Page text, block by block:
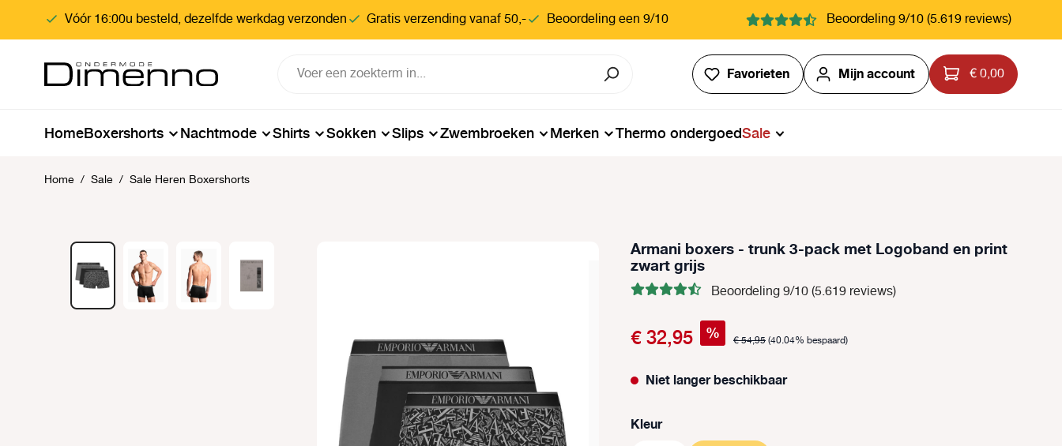
Ga naar de hoofdnavigatie
Vóór 16:00u besteld, dezelfde werkdag verzonden Gratis verzending vanaf 50,- Beoordeling een 9/10 Beoordeling 9/10 (5.619 reviews)
Favorieten Je hebt 0 items op je verlanglijstje
Mijn account € 0,00
HomeBoxershorts Nachtmode Shirts Sokken Slips Zwembroeken Merken Thermo ondergoedSale
Home / Sale / Sale Heren Boxershorts
Afbeeldingengalerij overslaan Armani boxers - trunk 3-pack met Logoband en print
zwart grijs
Beoordeling 9/10 (5.619 reviews)
€ 32,95 % € 54,95(40.04% bespaard)
Niet langer beschikbaar
Selecteer
Kleur